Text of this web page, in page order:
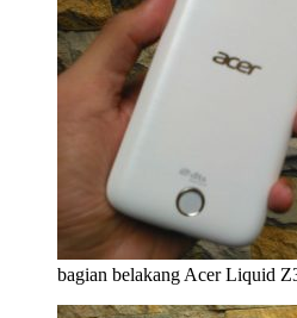
bagian belakang Acer Liquid